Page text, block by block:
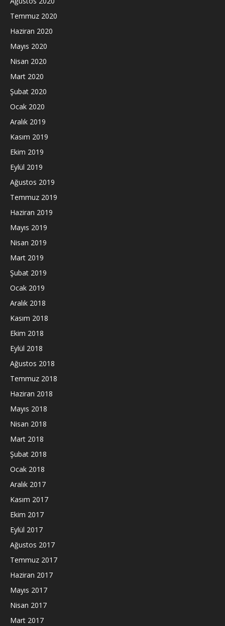
Temmuz 2020
Haziran 2020
Mayıs 2020
Nisan 2020
Mart 2020
Şubat 2020
Ocak 2020
Aralık 2019
Kasım 2019
Ekim 2019
Eylül 2019
Ağustos 2019
Temmuz 2019
Haziran 2019
Mayıs 2019
Nisan 2019
Mart 2019
Şubat 2019
Ocak 2019
Aralık 2018
Kasım 2018
Ekim 2018
Eylül 2018
Ağustos 2018
Temmuz 2018
Haziran 2018
Mayıs 2018
Nisan 2018
Mart 2018
Şubat 2018
Ocak 2018
Aralık 2017
Kasım 2017
Ekim 2017
Eylül 2017
Ağustos 2017
Temmuz 2017
Haziran 2017
Mayıs 2017
Nisan 2017
Mart 2017